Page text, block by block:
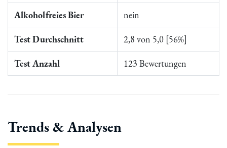
Alkoholfreies Bier nein
Test Durchschnitt 2,8 von 5,0 [56%]
Test Anzahl 123 Bewertungen
Trends & Analysen